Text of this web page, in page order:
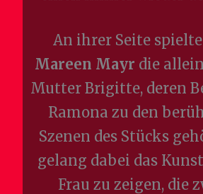
An ihrer Seite spielte
Mareen Mayr die
Mutter Brigitte, deren
Ramona zu den
Szenen des Stücks
gelang dabei das
Frau zu zeigen, die